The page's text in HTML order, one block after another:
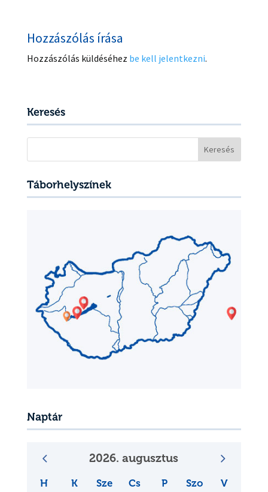
Hozzászólás írása
Hozzászólás küldéséhez be kell jelentkezni.
Keresés
Táborhelyszínek
Naptár
2026. augusztus
H K Sze Cs P Szo V